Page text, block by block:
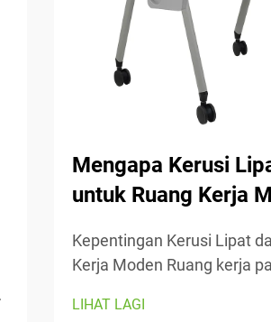
Mengapa Kerusi
untuk Ruang Kerja
Kepentingan Kerusi Lipat
Kerja Moden Ruang kerja
adalah sangat penting.
LIHAT LAGI